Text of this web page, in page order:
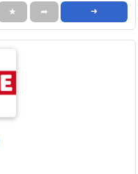
★ ➦ ➜